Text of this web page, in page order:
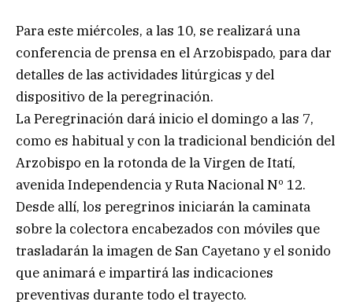
Para este miércoles, a las 10, se realizará una
conferencia de prensa en el Arzobispado, para dar
detalles de las actividades litúrgicas y del
dispositivo de la peregrinación.
La Peregrinación dará inicio el domingo a las 7,
como es habitual y con la tradicional bendición del
Arzobispo en la rotonda de la Virgen de Itatí,
avenida Independencia y Ruta Nacional Nº 12.
Desde allí, los peregrinos iniciarán la caminata
sobre la colectora encabezados con móviles que
trasladarán la imagen de San Cayetano y el sonido
que animará e impartirá las indicaciones
preventivas durante todo el trayecto.